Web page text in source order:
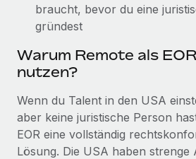
braucht, bevor du eine
gründest
Warum Remote als
nutzen?
Wenn du Talent in den USA
aber keine juristische Person
EOR eine vollständig
Lösung. Die USA haben strenge